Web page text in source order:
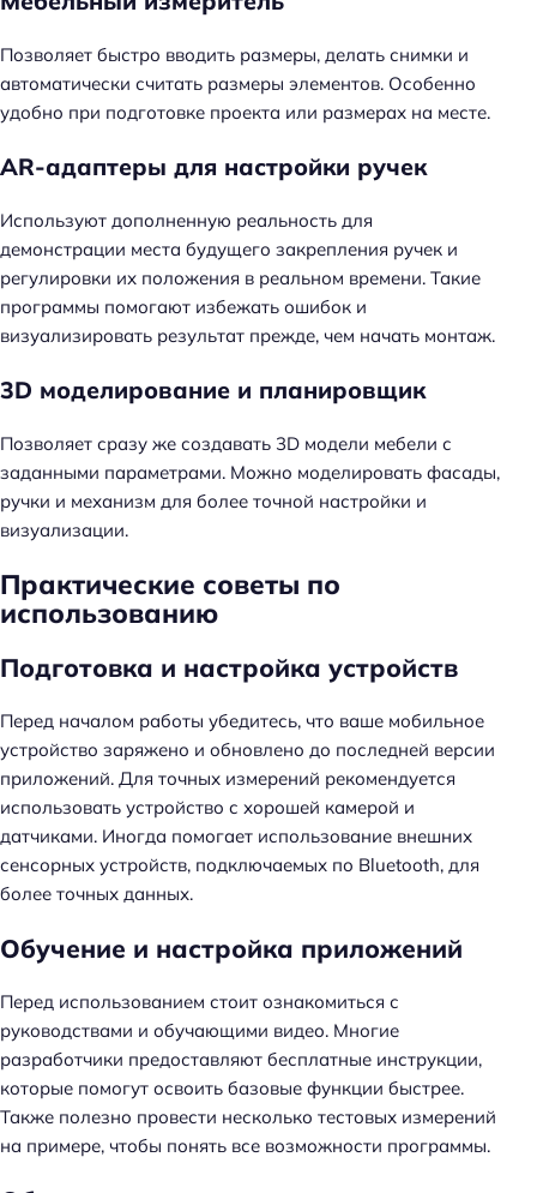
Позволяет быстро вводить размеры, делать снимки и
автоматически считать размеры элементов. Особенно
удобно при подготовке проекта или размерах на месте.
AR-адаптеры для настройки ручек
Используют дополненную реальность для
демонстрации места будущего закрепления ручек и
регулировки их положения в реальном времени. Такие
программы помогают избежать ошибок и
визуализировать результат прежде, чем начать монтаж.
3D моделирование и планировщик
Позволяет сразу же создавать 3D модели мебели с
заданными параметрами. Можно моделировать фасады,
ручки и механизм для более точной настройки и
визуализации.
Практические советы по
использованию
Подготовка и настройка устройств
Перед началом работы убедитесь, что ваше мобильное
устройство заряжено и обновлено до последней версии
приложений. Для точных измерений рекомендуется
использовать устройство с хорошей камерой и
датчиками. Иногда помогает использование внешних
сенсорных устройств, подключаемых по Bluetooth, для
более точных данных.
Обучение и настройка приложений
Перед использованием стоит ознакомиться с
руководствами и обучающими видео. Многие
разработчики предоставляют бесплатные инструкции,
которые помогут освоить базовые функции быстрее.
Также полезно провести несколько тестовых измерений
на примере, чтобы понять все возможности программы.